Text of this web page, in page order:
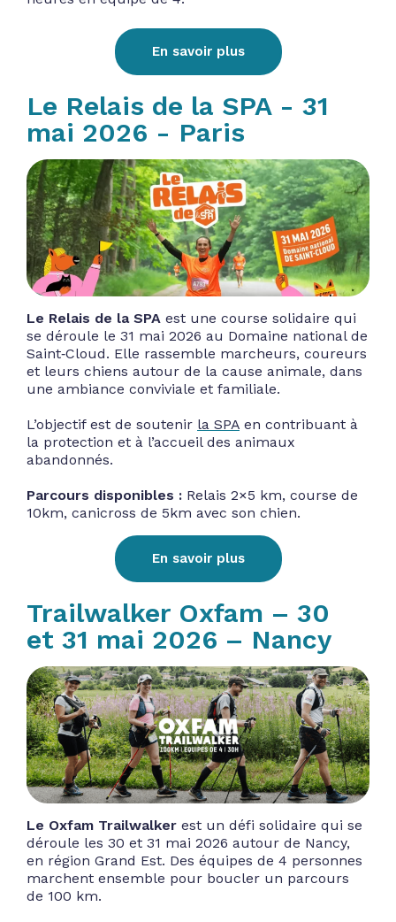
En savoir plus
Le Relais de la SPA - 31
mai 2026 - Paris
Le Relais de la SPA est une course solidaire qui
se déroule le 31 mai 2026 au Domaine national de
Saint‑Cloud. Elle rassemble marcheurs, coureurs
et leurs chiens autour de la cause animale, dans
une ambiance conviviale et familiale.
L’objectif est de soutenir la SPA en contribuant à
la protection et à l’accueil des animaux
abandonnés.
Parcours disponibles : Relais 2×5 km, course de
10km, canicross de 5km avec son chien.
En savoir plus
Trailwalker Oxfam – 30
et 31 mai 2026 – Nancy
Le Oxfam Trailwalker est un défi solidaire qui se
déroule les 30 et 31 mai 2026 autour de Nancy,
en région Grand Est. Des équipes de 4 personnes
marchent ensemble pour boucler un parcours
de 100 km.